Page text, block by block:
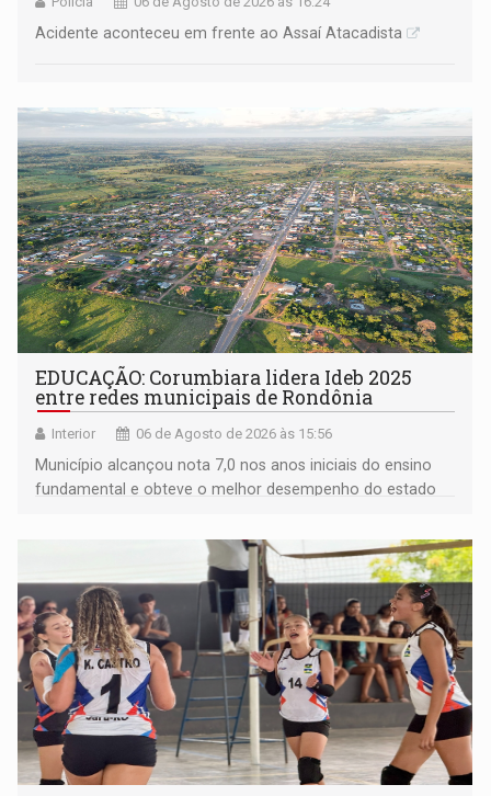
Acidente aconteceu em frente ao Assaí Atacadista
EDUCAÇÃO: Corumbiara lidera Ideb 2025
entre redes municipais de Rondônia
Interior 06 de Agosto de 2026 às 15:56
Município alcançou nota 7,0 nos anos iniciais do ensino
fundamental e obteve o melhor desempenho do estado